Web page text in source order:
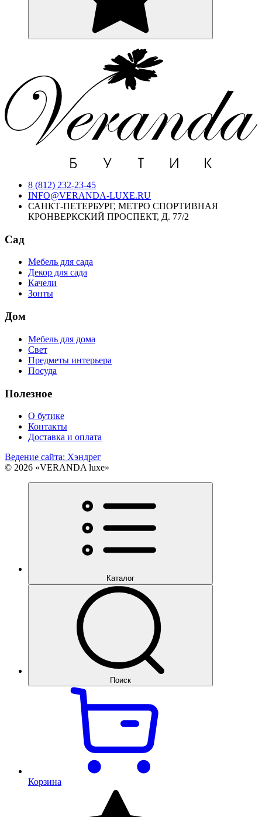
8 (812) 232-23-45
INFO@VERANDA-LUXE.RU
САНКТ-ПЕТЕРБУРГ, МЕТРО СПОРТИВНАЯ
КРОНВЕРКСКИЙ ПРОСПЕКТ, Д. 77/2
Сад
Мебель для сада
Декор для сада
Качели
Зонты
Дом
Мебель для дома
Свет
Предметы интерьера
Посуда
Полезное
О бутике
Контакты
Доставка и оплата
Ведение сайта: Хэндрег
© 2026 «VERANDA luxe»
Каталог
Поиск
Корзина